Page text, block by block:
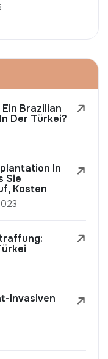
Brazilian
Der Türkei?
In
Sie
Kosten
Invasiven